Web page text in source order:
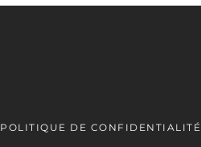
POLITIQUE DE CONFIDENTIALITÉ